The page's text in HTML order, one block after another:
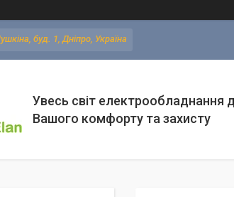
буд. 1, Дніпро, Україна
Увесь світ електрообладнання
Вашого комфорту та захисту